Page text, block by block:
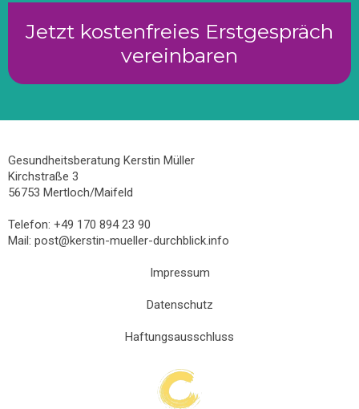
Jetzt kostenfreies Erstgespräch
vereinbaren
Gesundheitsberatung Kerstin Müller
Kirchstraße 3
56753 Mertloch/Maifeld
Telefon: +49 170 894 23 90
Mail: post@kerstin-mueller-durchblick.info
Impressum
Datenschutz
Haftungsausschluss